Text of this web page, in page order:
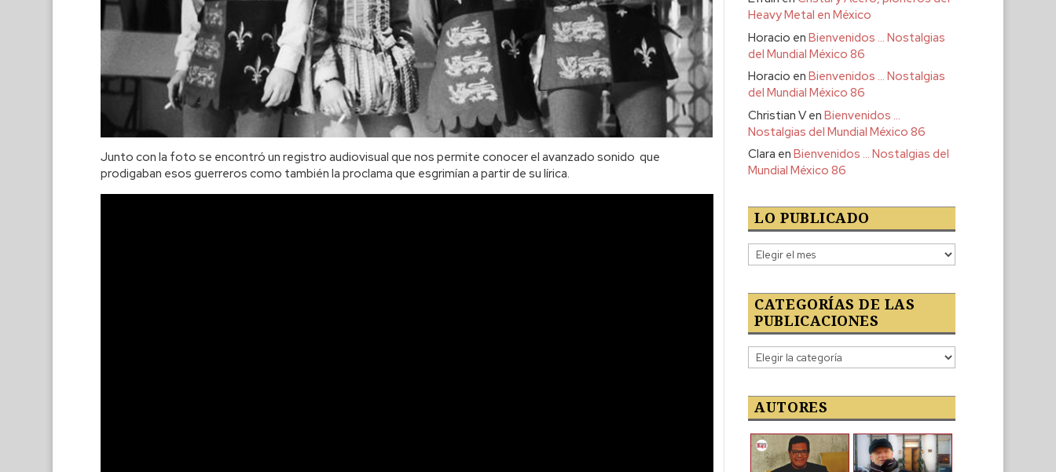
Junto con la foto se encontró un registro audiovisual que nos permite conocer el avanzado sonido que
prodigaban esos guerreros como también la proclama que esgrimían a partir de su lírica.
Heavy Metal en México
Horacio enBienvenidos … Nostalgias
del Mundial México 86
Horacio enBienvenidos … Nostalgias
del Mundial México 86
Christian VenBienvenidos …
Nostalgias del Mundial México 86
Clara enBienvenidos … Nostalgias del
Mundial México 86
LO PUBLICADO
Lo
publicado
CATEGORÍAS DE LAS
PUBLICACIONES
Categorías
de
publicaciones
AUTORES